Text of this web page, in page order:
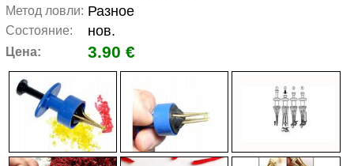
Метод ловли: Разное
Состояние: нов.
Цена: 3.90 €